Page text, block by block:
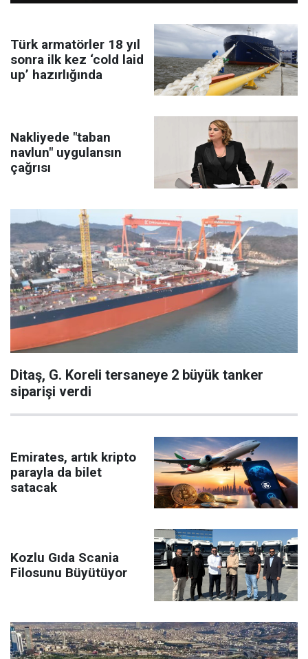
Türk armatörler 18 yıl
sonra ilk kez ‘cold laid
up’ hazırlığında
Nakliyede "taban
navlun" uygulansın
çağrısı
Ditaş, G. Koreli tersaneye 2 büyük tanker
siparişi verdi
Emirates, artık kripto
parayla da bilet
satacak
Kozlu Gıda Scania
Filosunu Büyütüyor